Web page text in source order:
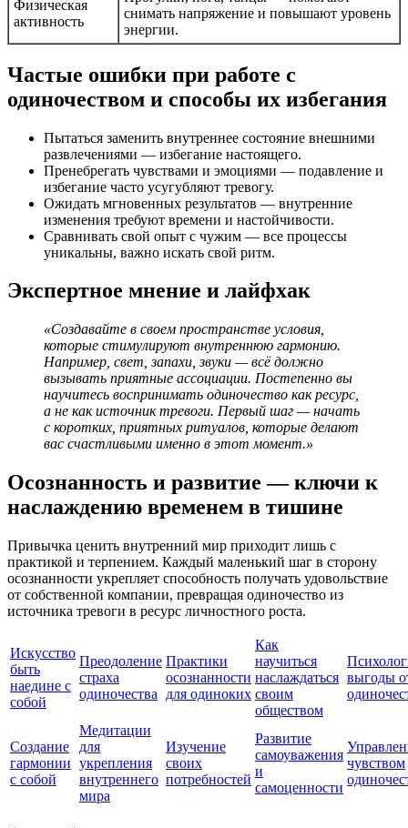
Физическая
активность
снимать напряжение и повышают уровень
энергии.
Частые ошибки при работе с
одиночеством и способы их избегания
Пытаться заменить внутреннее состояние внешними
развлечениями — избегание настоящего.
Пренебрегать чувствами и эмоциями — подавление и
избегание часто усугубляют тревогу.
Ожидать мгновенных результатов — внутренние
изменения требуют времени и настойчивости.
Сравнивать свой опыт с чужим — все процессы
уникальны, важно искать свой ритм.
Экспертное мнение и лайфхак
«Создавайте в своем пространстве условия,
которые стимулируют внутреннюю гармонию.
Например, свет, запахи, звуки — всё должно
вызывать приятные ассоциации. Постепенно вы
научитесь воспринимать одиночество как ресурс,
а не как источник тревоги. Первый шаг — начать
с коротких, приятных ритуалов, которые делают
вас счастливыми именно в этот момент.»
Осознанность и развитие — ключи к
наслаждению временем в тишине
Привычка ценить внутренний мир приходит лишь с
практикой и терпением. Каждый маленький шаг в сторону
осознанности укрепляет способность получать удовольствие
от собственной компании, превращая одиночество из
источника тревоги в ресурс личностного роста.
Искусство
быть
наедине с
собой
Преодоление
страха
одиночества
Практики
осознанности
для одиноких
Как
научиться
наслаждаться
своим
обществом
выгоды
Создание
гармонии
с собой
Медитации
для
укрепления
внутреннего
мира
Изучение
своих
потребностей
Развитие
самоуважения
и
самоценности
чувством